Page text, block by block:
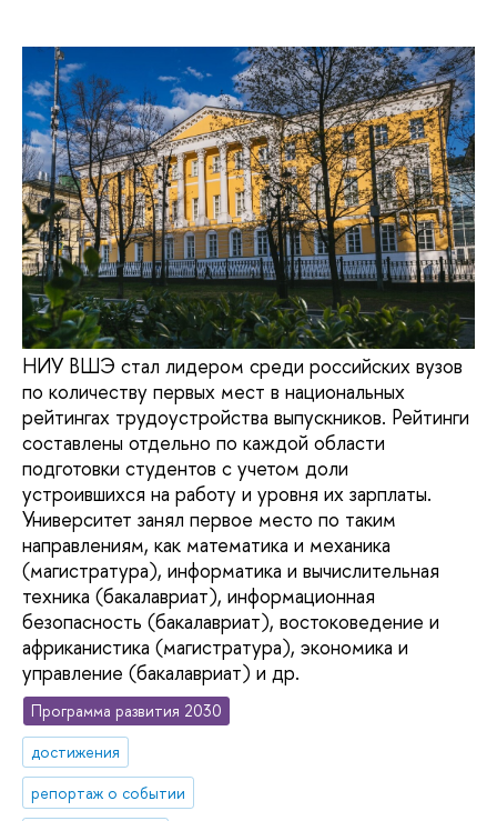
НИУ ВШЭ стал лидером среди российских вузов
по количеству первых мест в национальных
рейтингах трудоустройства выпускников. Рейтинги
составлены отдельно по каждой области
подготовки студентов с учетом доли
устроившихся на работу и уровня их зарплаты.
Университет занял первое место по таким
направлениям, как математика и механика
(магистратура), информатика и вычислительная
техника (бакалавриат), информационная
безопасность (бакалавриат), востоковедение и
африканистика (магистратура), экономика и
управление (бакалавриат) и др.
Программа развития 2030
достижения
репортаж о событии